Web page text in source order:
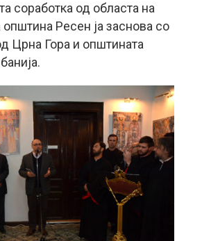
соработка од областа на
општина Ресен ја заснова со
Црна Гора и општината